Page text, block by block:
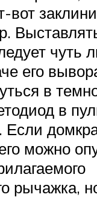
вот
чуть
его
в
в
Если
можно
рычажка,